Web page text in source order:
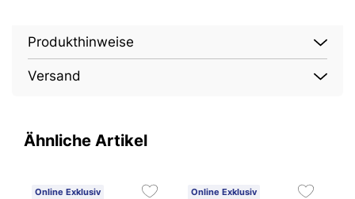
Produkthinweise
Versand
Ähnliche Artikel
Online Exklusiv
Online Exklusiv